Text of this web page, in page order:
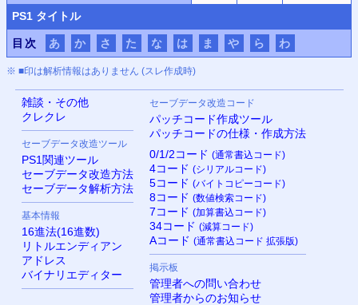
PS1 タイトル
目次 あ か さ た な は ま や ら わ
※ ■印は解析情報はありません (スレ作成時)
雑談・その他
クレクレ
セーブデータ改造ツール
PS1関連ツール
セーブデータ改造方法
セーブデータ解析方法
基本情報
16進法(16進数)
リトルエンディアン
アドレス
バイナリエディター
セーブデータ改造コード
パッチコード作成ツール
パッチコードの仕様・作成方法
0/1/2コード (通常書込コード)
4コード (シリアルコード)
5コード (バイトコピーコード)
8コード (数値検索コード)
7コード (加算書込コード)
34コード (減算コード)
Aコード (通常書込コード 拡張版)
掲示板
管理者への問い合わせ
管理者からのお知らせ